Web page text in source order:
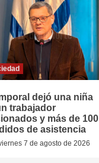
dejó una niña
trabajador
y más de 100
de asistencia
7 de agosto de 2026